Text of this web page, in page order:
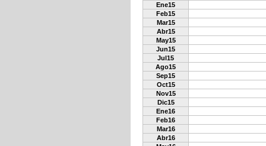
Ene15
Feb15
Mar15
Abr15
May15
Jun15
Jul15
Ago15
Sep15
Oct15
Nov15
Dic15
Ene16
Feb16
Mar16
Abr16